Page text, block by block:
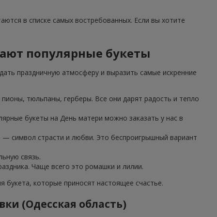
в списке самых востребованных. Если вы хотите
популярные букеты
праздничную атмосферу и выразить самые искренние
тюльпаны, герберы. Все они дарят радость и тепло
букеты на День матери можно заказать у нас в
символ страсти и любви. Это беспроигрышный вариант
связь.
Чаще всего это ромашки и лилии.
которые приносят настоящее счастье.
(Одесская область)